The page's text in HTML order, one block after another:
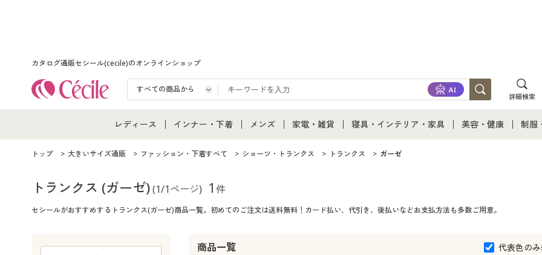
カタログ通販セシール(cecile)のオンラインショップ
詳細検索
レディース
レディース通販すべて
レディースファッション
女性下着
インナー・下着
インナー・下着通販すべて
メンズ下着
ジュニア・ティーンズ下着
メンズ
メンズ通販すべて
メンズ下着
家電・雑貨
家電・雑貨すべて
キッチン・雑貨・日用品
寝具・インテリア・家具
寝具・インテリア・家具通販すべて
寝具・ベッド
美容・健康 制服
トップ 大きいサイズ通販 ファッション・下着すべて ショーツ・トランクス トランクス ガーゼ
トランクス (ガーゼ)(1/1ページ) 1 件
セシールがおすすめするトランクス(ガーゼ)商品一覧。初めてのご注文は送料無料！カード払い、代引き、後払いなどお支払方法も多数ご用意。
商品一覧 代表色の